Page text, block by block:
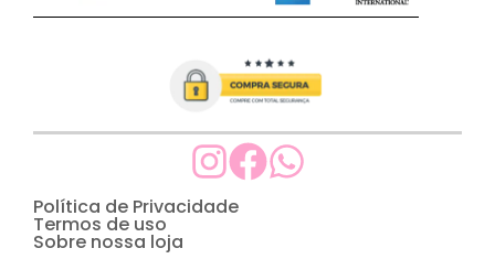
Política de Privacidade
Termos de uso
Sobre nossa loja